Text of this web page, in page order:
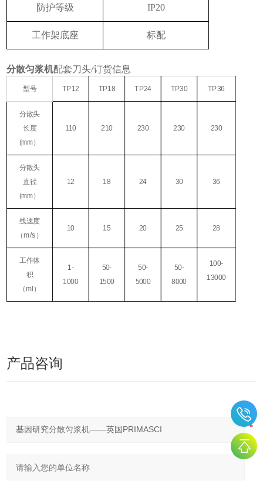
防护等级 IP20
工作架底座 标配
分散匀浆机配套刀头/订货信息
型号 TP12 TP18 TP24 TP30 TP36
分散头
长度
(mm）
110 210 230 230 230
分散头
直径
(mm）
12 18 24 30 36
线速度
（m/s）
10 15 20 25 28
工作体
积
（ml）
1-
1000
50-
1500
50-
5000
50-
8000
100-
13000
产品咨询